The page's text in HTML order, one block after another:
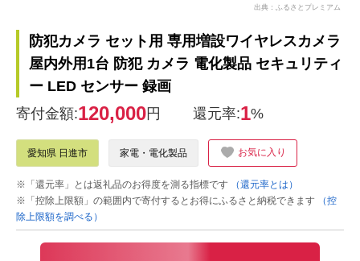
出典：ふるさとプレミアム
防犯カメラ セット用 専用増設ワイヤレスカメラ
屋内外用1台 防犯 カメラ 電化製品 セキュリティ
ー LED センサー 録画
寄付金額:120,000円 還元率:1%
愛知県 日進市 家電・電化製品 お気に入り
※「還元率」とは返礼品のお得度を測る指標です
（還元率とは）
※「控除上限額」の範囲内で寄付するとお得にふるさと納税できます
（控
除上限額を調べる）